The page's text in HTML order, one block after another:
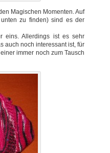
Magischen Momenten. Auf
zu finden) sind es der
eins. Allerdings ist es sehr
auch noch interessant ist, für
immer noch zum Tausch